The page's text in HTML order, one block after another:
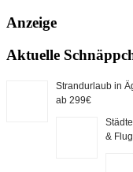
Anzeige
Aktuelle
Strandurlaub in
ab 299€
&